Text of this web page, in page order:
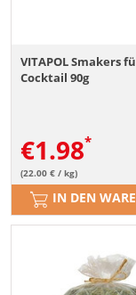
VITAPOL Smakers
Cocktail 90g
€1.98
(22.00 € / kg)
IN DEN